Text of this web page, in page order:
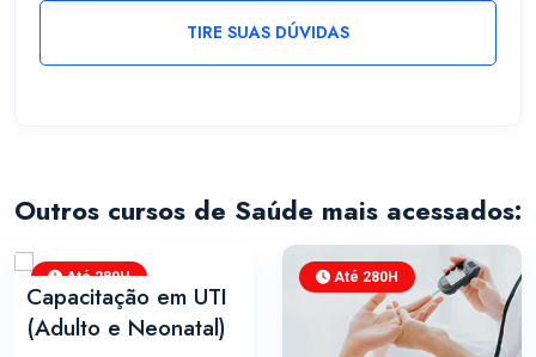
TIRE SUAS DÚVIDAS
Outros cursos de Saúde mais acessados:
Até 280H
Capacitação em UTI
(Adulto e Neonatal)
Até 280H